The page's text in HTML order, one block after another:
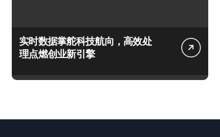
实时数据掌舵科技航向，高效处
理点燃创业新引擎